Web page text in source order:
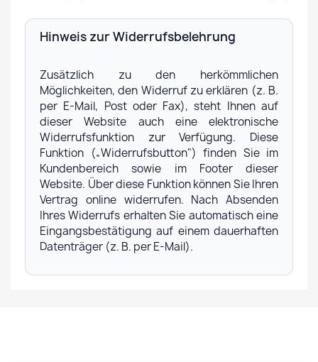
Hinweis zur Widerrufsbelehrung
Zusätzlich zu den herkömmlichen
Möglichkeiten, den Widerruf zu erklären (z. B.
per E-Mail, Post oder Fax), steht Ihnen auf
dieser Website auch eine elektronische
Widerrufsfunktion zur Verfügung. Diese
Funktion („Widerrufsbutton") finden Sie im
Kundenbereich sowie im Footer dieser
Website. Über diese Funktion können Sie Ihren
Vertrag online widerrufen. Nach Absenden
Ihres Widerrufs erhalten Sie automatisch eine
Eingangsbestätigung auf einem dauerhaften